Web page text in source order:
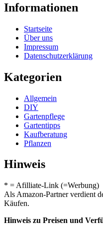
Informationen
Startseite
Über uns
Impressum
Datenschutzerklärung
Kategorien
Allgemein
DIY
Gartenpflege
Gartentipps
Kaufberatung
Pflanzen
Hinweis
* = Afilliate-Link (=Werbung)
Als Amazon-Partner verdient
Käufen.
Hinweis zu Preisen und